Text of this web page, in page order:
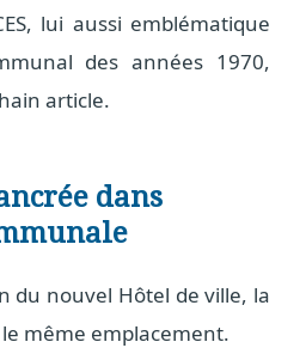
lui aussi emblématique
des années 1970,
article.
dans
du nouvel Hôtel de ville, la
même emplacement.